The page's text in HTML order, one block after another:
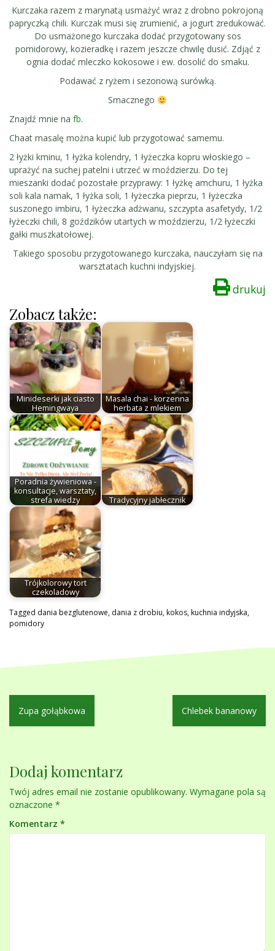
Kurczaka razem z marynatą usmażyć wraz z drobno pokrojoną
papryczką chili. Kurczak musi się zrumienić, a jogurt zredukować.
Do usmażonego kurczaka dodać przygotowany sos
pomidorowy, kozieradkę i razem jeszcze chwilę dusić. Zdjąć z
ognia dodać mleczko kokosowe i ew. dosolić do smaku.
Podawać z ryżem i sezonową surówką.
Smacznego
Znajdź mnie na fb.
Chaat masalę można kupić lub przygotować samemu.
2 łyżki kminu, 1 łyżka kolendry, 1 łyżeczka kopru włoskiego –
uprażyć na suchej patelni i utrzeć w moździerzu. Do tej
mieszanki dodać pozostałe przyprawy: 1 łyżkę amchuru, 1 łyżka
soli kala namak, 1 łyżka soli, 1 łyżeczka pieprzu, 1 łyżeczka
suszonego imbiru, 1 łyżeczka adżwanu, szczypta asafetydy, 1/2
łyżeczki chili, 8 goździków utartych w moździerzu, 1/2 łyżeczki
gałki muszkatołowej.
Takiego sposobu przygotowanego kurczaka, nauczyłam się na
warsztatach kuchni indyjskiej.
drukuj
Zobacz także:
Minideserki jak ciasto
Hemingwaya
Masala chai - korzenna
herbata z mlekiem
Poradnia żywieniowa -
konsultacje, warsztaty,
strefa wiedzy
Tradycyjny jabłecznik
Trójkolorowy tort
czekoladowy
Tagged dania bezglutenowe, dania z drobiu,kokos,kuchnia indyjska,
pomidory
Nawigacja
wpisu
Zupa gołąbkowa Chlebek bananowy
Dodaj komentarz
Twój adres email nie zostanie opublikowany. Wymagane pola są
oznaczone *
Komentarz *